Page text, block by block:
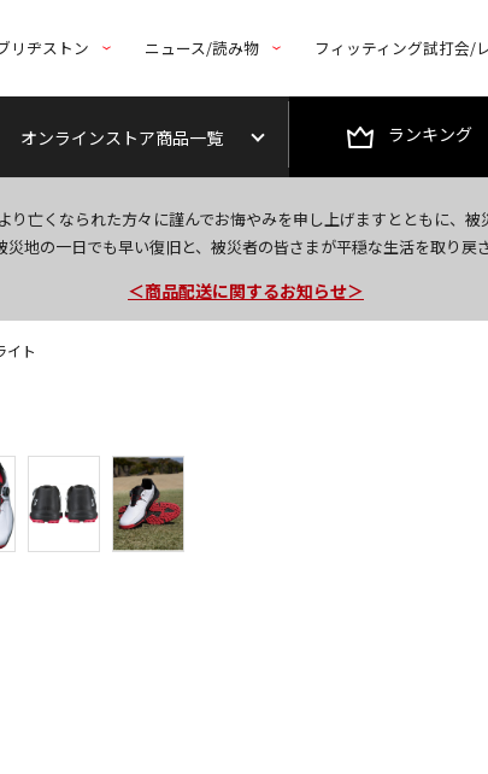
リヂストン ニュース/読み物 フィッティング試打会/
オンラインストア商品一覧 ランキング
り亡くなられた方々に謹んでお悔やみを申し上げますとともに、被
災地の一日でも早い復旧と、被災者の皆さまが平穏な生活を取り戻
今なら新規会員登録で1,000円OFFクーポンプ
＜商品配送に関するお知らせ＞
＜夏季休暇中のご注文・発送・お問い合わせ＞
イト